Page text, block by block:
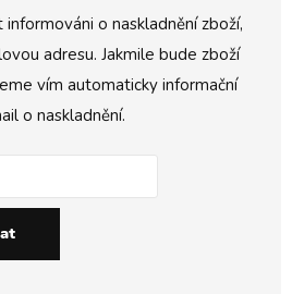
o naskladnění zboží,
adresu. Jakmile bude zboží
vím automaticky informační
o naskladnění.